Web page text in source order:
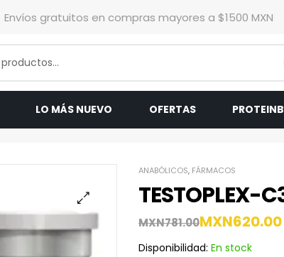
Envíos gratuitos en compras mayores a $1500 MXN
LO MÁS NUEVO OFERTAS
ANABÓLICOS, FÁRMACOS
TESTOPLEX-
MXN781.00MXN620.00
Disponibilidad: En stock